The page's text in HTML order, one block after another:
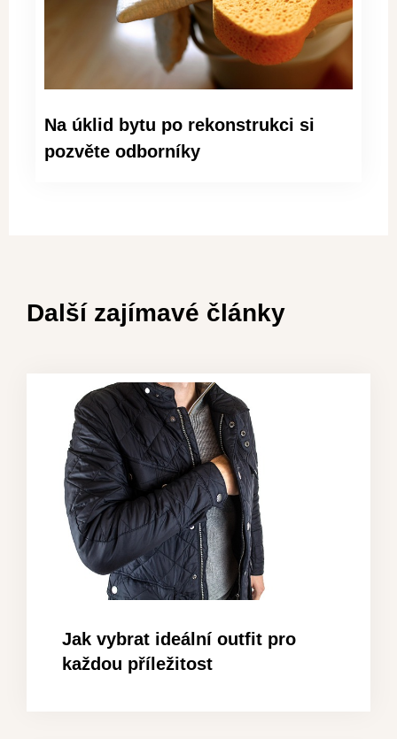
Na úklid bytu po rekonstrukci si
pozvěte odborníky
Další zajímavé články
Jak vybrat ideální outfit pro
každou příležitost